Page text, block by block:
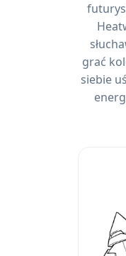
grać
siebie